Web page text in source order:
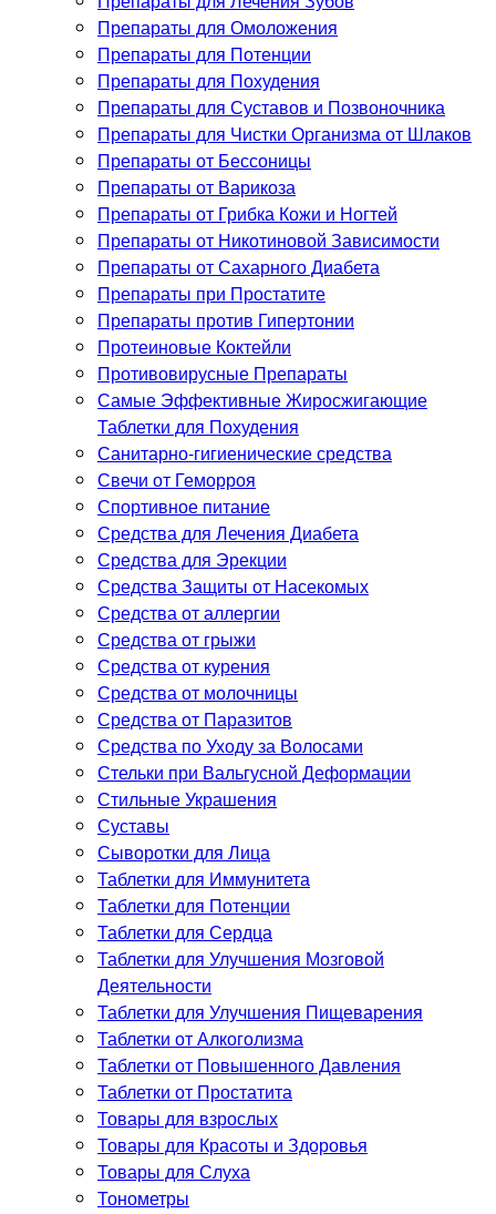
Препараты для Омоложения
Препараты для Потенции
Препараты для Похудения
Препараты для Суставов и Позвоночника
Препараты для Чистки Организма от Шлаков
Препараты от Бессоницы
Препараты от Варикоза
Препараты от Грибка Кожи и Ногтей
Препараты от Никотиновой Зависимости
Препараты от Сахарного Диабета
Препараты при Простатите
Препараты против Гипертонии
Протеиновые Коктейли
Противовирусные Препараты
Самые Эффективные Жиросжигающие
Таблетки для Похудения
Санитарно-гигиенические средства
Свечи от Геморроя
Спортивное питание
Средства для Лечения Диабета
Средства для Эрекции
Средства Защиты от Насекомых
Средства от аллергии
Средства от грыжи
Средства от курения
Средства от молочницы
Средства от Паразитов
Средства по Уходу за Волосами
Стельки при Вальгусной Деформации
Стильные Украшения
Суставы
Сыворотки для Лица
Таблетки для Иммунитета
Таблетки для Потенции
Таблетки для Сердца
Таблетки для Улучшения Мозговой
Деятельности
Таблетки для Улучшения Пищеварения
Таблетки от Алкоголизма
Таблетки от Повышенного Давления
Таблетки от Простатита
Товары для взрослых
Товары для Красоты и Здоровья
Товары для Слуха
Тонометры